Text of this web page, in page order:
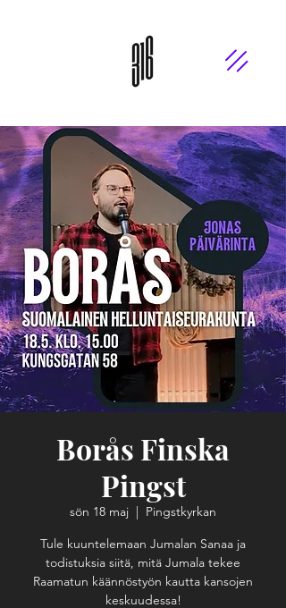
Borås Finska
Pingst
sön 18 maj
  |
Pingstkyrkan
Tule kuuntelemaan Jumalan Sanaa ja
todistuksia siitä, mitä Jumala tekee
Raamatun käännöstyön kautta kansojen
keskuudessa!